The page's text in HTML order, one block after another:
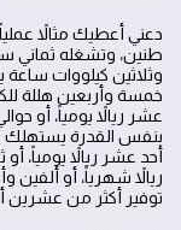
دعني أعطيك مثالاً
طنين، وتشغله ثماني
وثلاثين كيلووات ساعة
خمسة وأربعين هللة
عشر ريالاً يومياً، أو
بنفس القدرة
أحد عشر ريالاً يومياً،
ريالاً شهرياً، أو ألفين
توفير أكثر من عشرين